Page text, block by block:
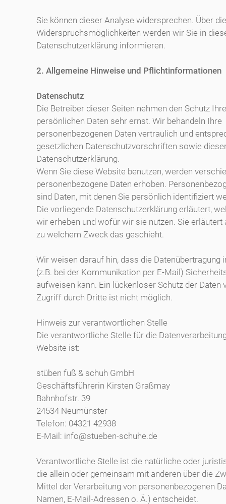
Sie können dieser Analyse widersprechen. Über die
Widerspruchsmöglichkeiten werden wir Sie in
Datenschutzerklärung informieren.
2. Allgemeine Hinweise und Pflichtinformationen
Datenschutz
Die Betreiber dieser Seiten nehmen den Schutz
persönlichen Daten sehr ernst. Wir behandeln Ihre
personenbezogenen Daten vertraulich und
gesetzlichen Datenschutzvorschriften sowie
Datenschutzerklärung.
Wenn Sie diese Website benutzen, werden
personenbezogene Daten erhoben.
sind Daten, mit denen Sie persönlich identifiziert
Die vorliegende Datenschutzerklärung erläutert,
wir erheben und wofür wir sie nutzen. Sie erläutert
zu welchem Zweck das geschieht.
Wir weisen darauf hin, dass die Datenübertragung
(z.B. bei der Kommunikation per E-Mail)
aufweisen kann. Ein lückenloser Schutz der Daten
Zugriff durch Dritte ist nicht möglich.
Hinweis zur verantwortlichen Stelle
Die verantwortliche Stelle für die
Website ist:
stüben fuß & schuh GmbH
Geschäftsführerin Kirsten Graßmay
Bahnhofstr. 39
24534 Neumünster
Telefon: 04321 42938
E-Mail: info@stueben-schuhe.de
Verantwortliche Stelle ist die natürliche oder
die allein oder gemeinsam mit anderen über die
Mittel der Verarbeitung von personenbezogenen
Namen, E-Mail-Adressen o. Ä.) entscheidet.